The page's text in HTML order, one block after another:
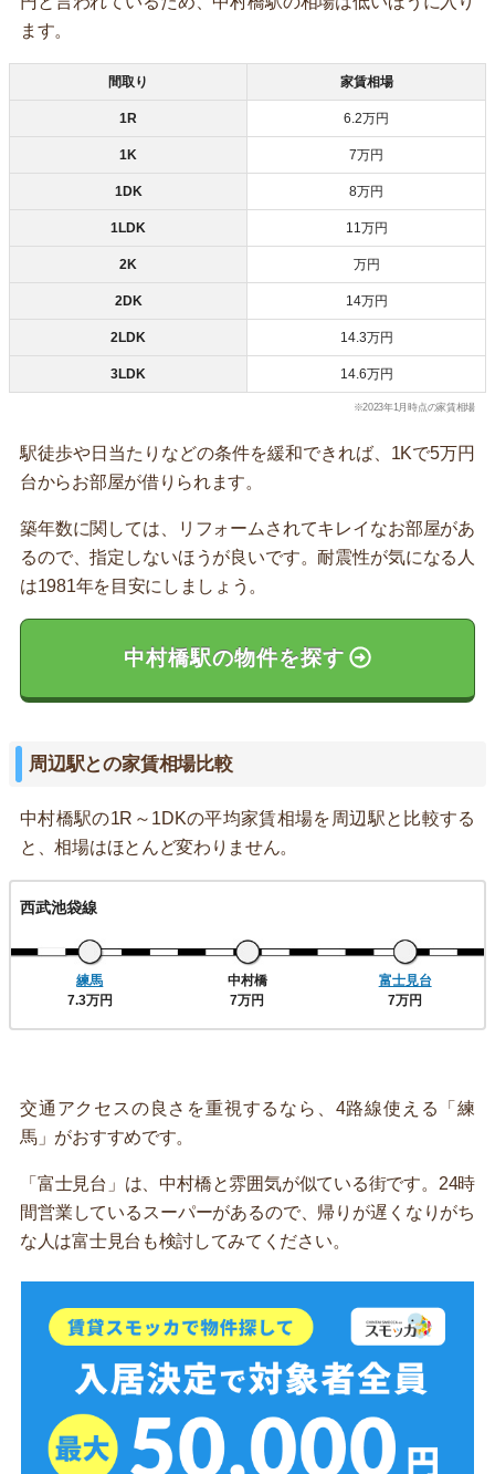
ます。
間取り 家賃相場
1R 6.2万円
1K 7万円
1DK 8万円
1LDK 11万円
2K 万円
2DK 14万円
2LDK 14.3万円
3LDK 14.6万円
※2023年1月時点の家賃相場
駅徒歩や日当たりなどの条件を緩和できれば、1Kで5万円
台からお部屋が借りられます。
築年数に関しては、リフォームされてキレイなお部屋があ
るので、指定しないほうが良いです。耐震性が気になる人
は1981年を目安にしましょう。
中村橋駅の物件を探す
周辺駅との家賃相場比較
中村橋駅の1R～1DKの平均家賃相場を周辺駅と比較する
と、相場はほとんど変わりません。
西武池袋線
練馬
7.3万円
中村橋
7万円
富士見台
7万円
交通アクセスの良さを重視するなら、4路線使える「練
馬」がおすすめです。
「富士見台」は、中村橋と雰囲気が似ている街です。24時
間営業しているスーパーがあるので、帰りが遅くなりがち
な人は富士見台も検討してみてください。